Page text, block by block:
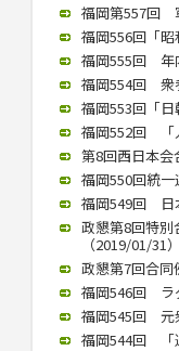
福岡第557回
福岡556回「
福岡555回 年
福岡554回 衆
福岡553回「
福岡552回 「
第8回西日本会
福岡550回統
福岡549回 日
政懇第8回特
（2019/01/31）
政懇第7回合
福岡546回 ラ
福岡545回 元
福岡544回 「